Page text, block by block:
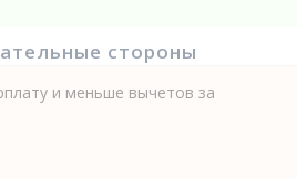
стороны
и меньше вычетов за